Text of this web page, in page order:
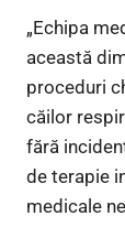
„Echipa
această
proceduri
căilor
fără
de terapie
medicale